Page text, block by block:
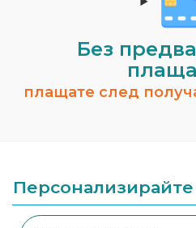
Без
плащате след